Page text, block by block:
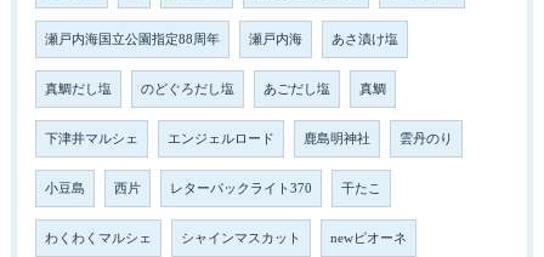
瀬戸内海国立公園指定88周年 瀬戸内海 あさ漬け塩
真鯛だし塩 のどぐろだし塩 あごだし塩 真鯛
下津井マルシェ エンジェルロード 鹿島明神社 雲丹のり
小豆島 西片 レターパックライト370 干たこ
わくわくマルシェ シャインマスカット newピオーネ